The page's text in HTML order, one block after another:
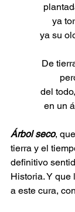
ya
ya su
De
del
en un
Árbol seco,
tierra y el
definitivo
Historia. Y que
a este cura,